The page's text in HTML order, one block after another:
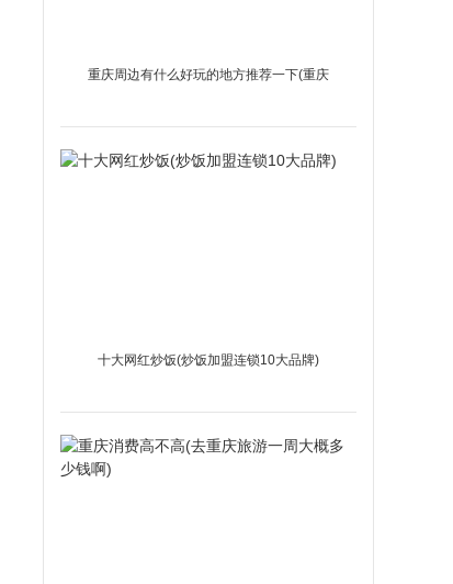
重庆周边有什么好玩的地方推荐一下(重庆
十大网红炒饭(炒饭加盟连锁10大品牌)